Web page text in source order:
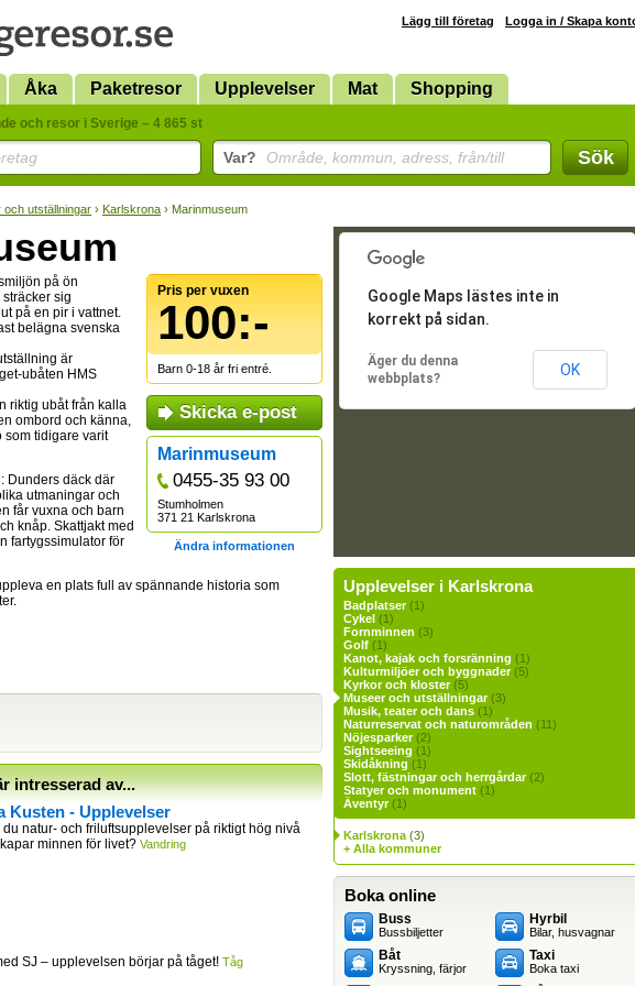
Lägg till företag Logga in / Skapa
Åka Paketresor Upplevelser Mat Shopping
och resor i Sverige – 4 865 st
Var? Område, kommun, adress, från/till Sök
och utställningar › Karlskrona › Marinmuseum
Pris per vuxen
100:-
Barn 0-18 år fri entré.
Skicka e-post
Marinmuseum
0455-35 93 00
Stumholmen
371 21 Karlskrona
Ändra informationen
på ön
sig
på en pir i vattnet.
belägna svenska
är
ubåten HMS
riktig ubåt från kalla
ombord och känna,
som tidigare varit
Dunders däck där
utmaningar och
får vuxna och barn
knåp. Skattjakt med
fartygssimulator för
en plats full av spännande historia som
intresserad av...
Kusten - Upplevelser
du natur- och friluftsupplevelser på riktigt hög nivå
minnen för livet? Vandring
SJ – upplevelsen börjar på tåget! Tåg
Google Maps lästes inte in
korrekt på sidan.
Äger du denna
webbplats?
OK
Upplevelser i Karlskrona
Badplatser(1)
Cykel (1)
Fornminnen (3)
Golf (1)
Kanot, kajak och forsränning (1)
Kulturmiljöer och byggnader(5)
Kyrkor och kloster(5)
Museer och utställningar(3)
Musik, teater och dans (1)
Naturreservat och naturområden (11)
Nöjesparker(2)
Sightseeing (1)
Skidåkning (1)
Slott, fästningar och herrgårdar(2)
Statyer och monument (1)
Äventyr(1)
Karlskrona (3)
+ Alla kommuner
Boka online
Buss
Bussbiljetter
Båt
Kryssning, färjor
Hyrbil
Bilar, husvagnar
Taxi
Boka taxi